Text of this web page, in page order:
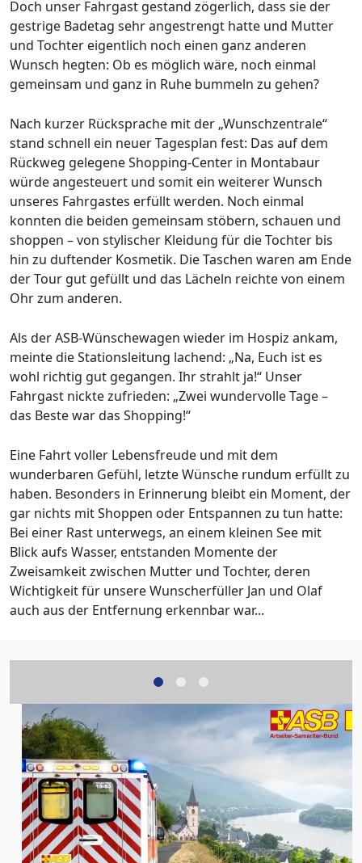
Doch unser Fahrgast gestand zögerlich, dass sie der
gestrige Badetag sehr angestrengt hatte und Mutter
und Tochter eigentlich noch einen ganz anderen
Wunsch hegten: Ob es möglich wäre, noch einmal
gemeinsam und ganz in Ruhe bummeln zu gehen?
Nach kurzer Rücksprache mit der „Wunschzentrale“
stand schnell ein neuer Tagesplan fest: Das auf dem
Rückweg gelegene Shopping-Center in Montabaur
würde angesteuert und somit ein weiterer Wunsch
unseres Fahrgastes erfüllt werden. Noch einmal
konnten die beiden gemeinsam stöbern, schauen und
shoppen – von stylischer Kleidung für die Tochter bis
hin zu duftender Kosmetik. Die Taschen waren am Ende
der Tour gut gefüllt und das Lächeln reichte von einem
Ohr zum anderen.
Als der ASB-Wünschewagen wieder im Hospiz ankam,
meinte die Stationsleitung lachend: „Na, Euch ist es
wohl richtig gut gegangen. Ihr strahlt ja!“ Unser
Fahrgast nickte zufrieden: „Zwei wundervolle Tage –
das Beste war das Shopping!“
Eine Fahrt voller Lebensfreude und mit dem
wunderbaren Gefühl, letzte Wünsche rundum erfüllt zu
haben. Besonders in Erinnerung bleibt ein Moment, der
gar nichts mit Shoppen oder Entspannen zu tun hatte:
Bei einer Rast unterwegs, an einem kleinen See mit
Blick aufs Wasser, entstanden Momente der
Zweisamkeit zwischen Mutter und Tochter, deren
Wichtigkeit für unsere Wunscherfüller Jan und Olaf
auch aus der Entfernung erkennbar war...